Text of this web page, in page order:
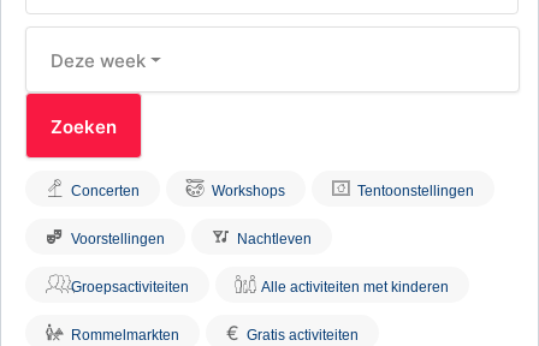
Deze week
Concerten Workshops Tentoonstellingen
Voorstellingen Nachtleven
Groepsactiviteiten Alle activiteiten met kinderen
Rommelmarkten € Gratis activiteiten